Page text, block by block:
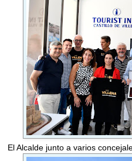
El Alcalde junto a varios